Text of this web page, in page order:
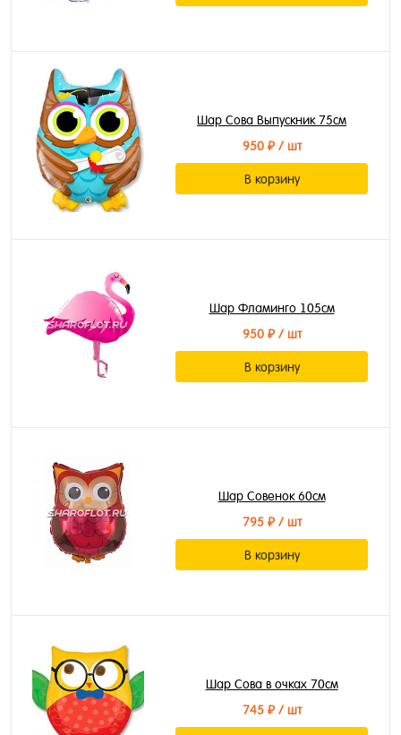
Шар Сова Выпускник 75см
950 ₽/ шт
В корзину
Шар Фламинго 105см
950 ₽/ шт
В корзину
Шар Совенок 60см
795 ₽/ шт
В корзину
Шар Сова в очках 70см
745 ₽/ шт